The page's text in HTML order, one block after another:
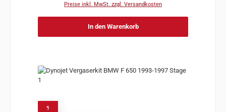
Preise inkl. MwSt. zzgl. Versandkosten
In den Warenkorb